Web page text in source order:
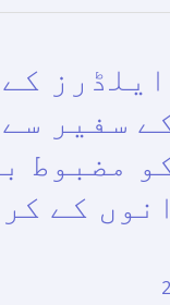
سفیر
مضبوط
کے